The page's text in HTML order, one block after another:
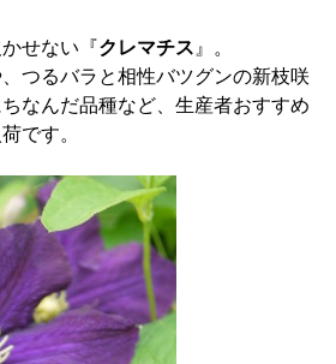
せない『クレマチス』。
つるバラと相性バツグンの新枝咲
なんだ品種など、生産者おすすめ
です。